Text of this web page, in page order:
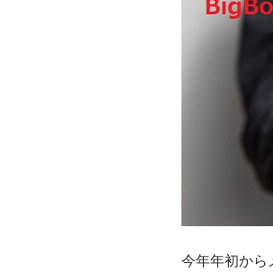
今年年初から